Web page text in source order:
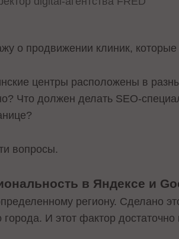
о продвижении клиник,
центры расположены в
Что должен делать SEO-
вопросы.
в Яндексе и
региону. Сделано
города. И этот фактор